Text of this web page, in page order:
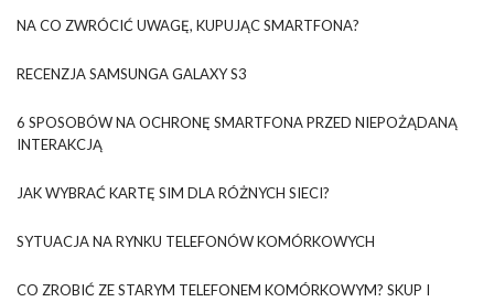
NA CO ZWRÓCIĆ UWAGĘ, KUPUJĄC SMARTFONA?
RECENZJA SAMSUNGA GALAXY S3
6 SPOSOBÓW NA OCHRONĘ SMARTFONA PRZED NIEPOŻĄDANĄ
INTERAKCJĄ
JAK WYBRAĆ KARTĘ SIM DLA RÓŻNYCH SIECI?
SYTUACJA NA RYNKU TELEFONÓW KOMÓRKOWYCH
CO ZROBIĆ ZE STARYM TELEFONEM KOMÓRKOWYM? SKUP I